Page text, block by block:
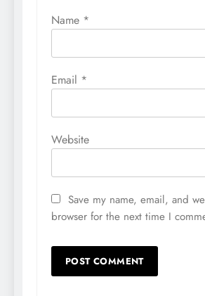
Name *
Email *
Website
Save my name, email, and
browser for the next time I